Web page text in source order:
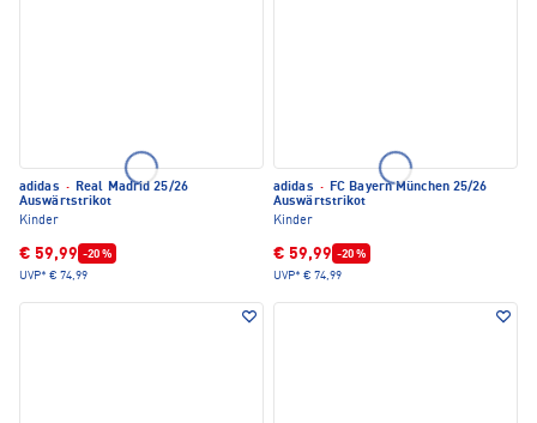
adidas · Real Madrid 25/26
Auswärtstrikot
Kinder
€ 59,99 -20 %
UVP* € 74,99
adidas · FC Bayern München 25/26
Auswärtstrikot
Kinder
€ 59,99 -20 %
UVP* € 74,99